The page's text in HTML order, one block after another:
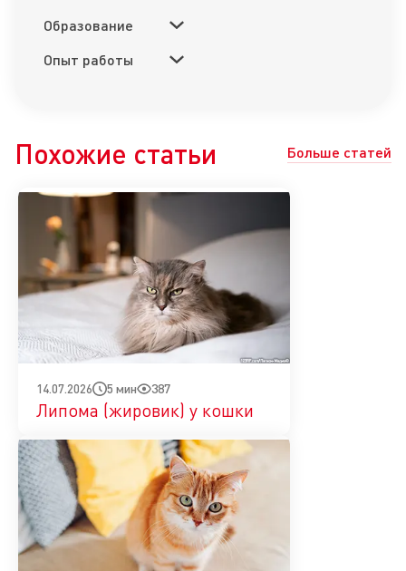
Образование
Опыт работы
Похожие статьи Больше статей
14.07.2026 5 мин 387
Липома (жировик) у кошки